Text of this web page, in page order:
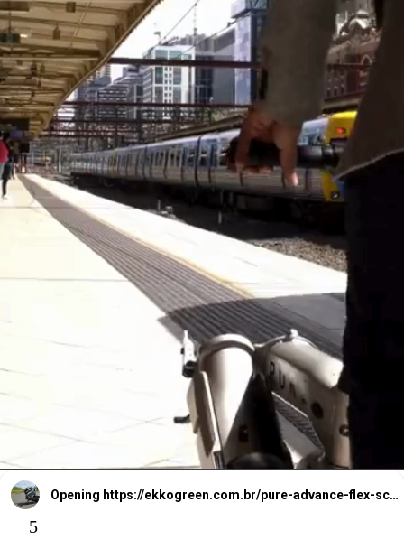
Esta postura oferece
uma maior
estabilidade e
controle
Opening https://ekkogreen.com.br/pure-advance-flex-scooter-eletrica-dobravel/?utm_source=google&utm_medium=web-stories&utm_campaign=scooter-eletrica
5